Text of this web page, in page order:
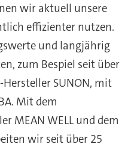
wir aktuell unsere
effizienter nutzen.
und langjährig
zum Bespiel seit über
SUNON, mit
Mit dem
MEAN WELL und dem
wir seit über 25